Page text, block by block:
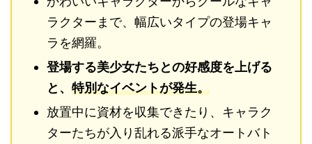
ラクターまで、幅広いタイプの登場キャ
ラを網羅。
登場する美少女たちとの好感度を上げる
と、 特別なイベントが発生。
放置中に資材を収集できたり、キャラク
ターたちが入り乱れる派手なオートバト